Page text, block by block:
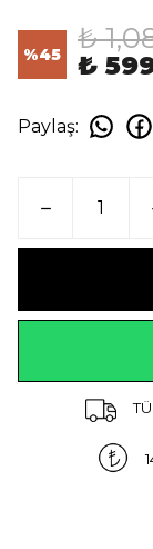
%45 ₺
₺
Paylaş: